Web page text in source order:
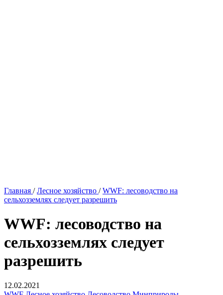
Главная / Лесное хозяйство / WWF: лесоводство на
сельхозземлях следует разрешить
WWF: лесоводство на
сельхозземлях следует
разрешить
12.02.2021